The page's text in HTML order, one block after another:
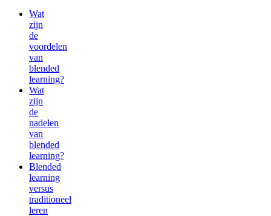
Wat
zijn
de
voordelen
van
blended
learning?
Wat
zijn
de
nadelen
van
blended
learning?
Blended
learning
versus
traditioneel
leren